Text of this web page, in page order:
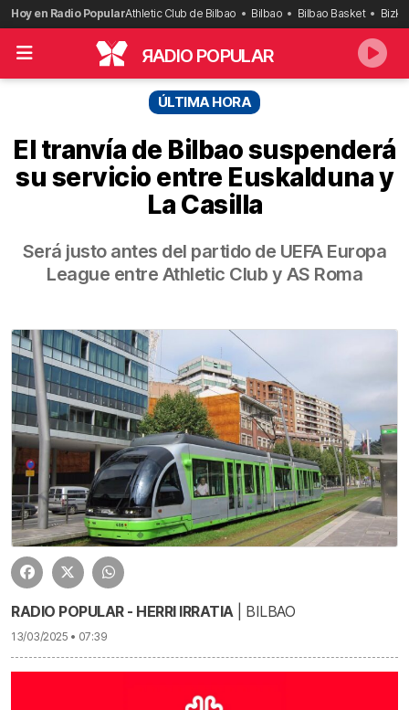
Saltar
al
contenido
Hoy en Radio PopularAthletic Club de Bilbao Bilbao Bilbao Basket
RADIO POPULAR
ÚLTIMA HORA
El tranvía de Bilbao suspenderá
su servicio entre Euskalduna y
La Casilla
Será justo antes del partido de UEFA Europa
League entre Athletic Club y AS Roma
RADIO POPULAR - HERRI IRRATIA| BILBAO
13/03/2025 • 07:39